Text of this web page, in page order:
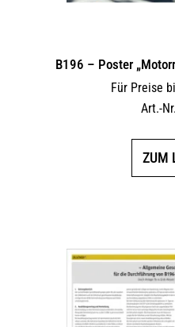
B196 – Poster
Für Preise
Art.-
ZUM